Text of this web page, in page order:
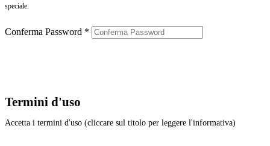
speciale.
Conferma Password *
Termini d'uso
Accetta i termini d'uso (cliccare sul titolo per leggere l'informativa)